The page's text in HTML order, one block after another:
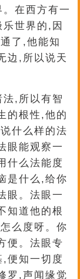
在西方有一
世界的,因
了,他能知
边,所以说天
,所以有智
的根性,他的
什么样的法
眼能观察一
什么法能度
是什么,给你
眼。法眼一
知道他的根
么度呀。你
便。法眼专
便知一切度
罗,声闻缘觉